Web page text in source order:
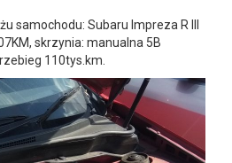
samochodu: Subaru Impreza R III
skrzynia: manualna 5B
110tys.km.